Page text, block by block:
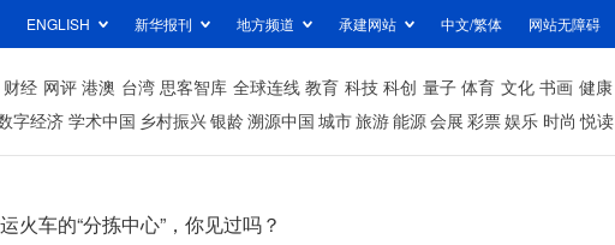
ENGLISH 新华报刊 地方频道 承建网站 中文/繁体 网站无障碍
财经 网评 港澳 台湾 思客智库 全球连线 教育 科技 科创 量子 体育 文化 书画 健康
字经济 学术中国 乡村振兴银龄溯源中国 城市旅游能源会展 彩票娱乐 时尚 悦读
火车的“分拣中心”，你见过吗？